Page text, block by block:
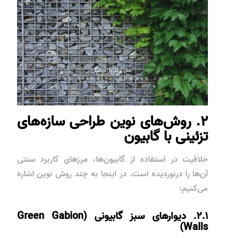
۲. روش‌های نوین طراحی سازه‌های
تزئینی با گابیون
خلاقیت در استفاده از گابیون‌ها، مرزهای کاربرد سنتی
آن‌ها را درنوردیده است. در اینجا به چند روش نوین اشاره
می‌کنیم:
۲.۱. دیوارهای سبز گابیونی (Green Gabion
Walls)